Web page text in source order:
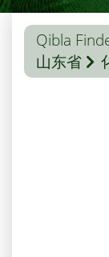
Qibla
山东省